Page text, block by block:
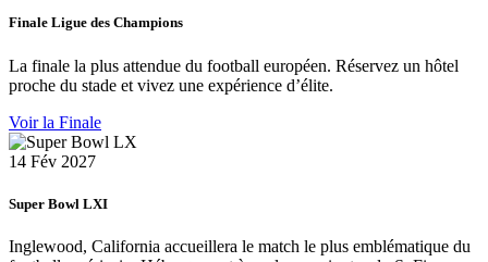
Finale Ligue des Champions
La finale la plus attendue du football européen. Réservez un hôtel
proche du stade et vivez une expérience d’élite.
Voir la Finale
14 Fév 2027
Super Bowl LXI
Inglewood, California accueillera le match le plus emblématique du